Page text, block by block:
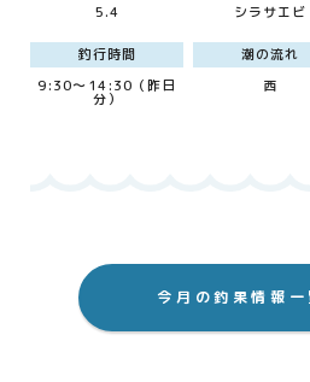
5.4
シラサエビ
釣行時間
9:30～14:30（昨日
分）
潮の流れ
西
今月の釣果情報一